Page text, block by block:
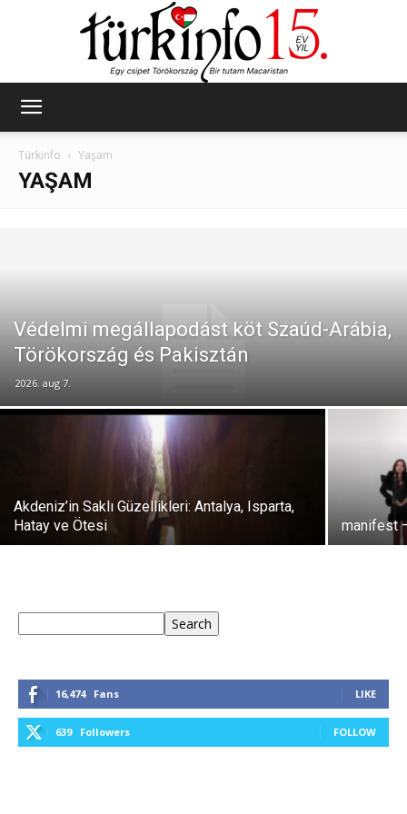
Türkinfo Yaşam
YAŞAM
Védelmi megállapodást köt Szaúd-Arábia,
Törökország és Pakisztán
2026. aug 7.
Akdeniz’in Saklı Güzellikleri: Antalya, Isparta,
Hatay ve Ötesi
manifest
Search
16,474 Fans LIKE
639 Followers FOLLOW